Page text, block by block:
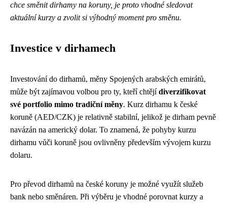
chce směnit dirhamy na koruny, je proto vhodné sledovat
aktuální kurzy a zvolit si výhodný moment pro směnu.
Investice v dirhamech
Investování do dirhamů, měny Spojených arabských emirátů,
může být zajímavou volbou pro ty, kteří chtějídiverzifikovat
své portfolio mimo tradiční měny. Kurz dirhamu k české
koruně (AED/CZK) je relativně stabilní, jelikož je dirham pevně
navázán na americký dolar. To znamená, že pohyby kurzu
dirhamu vůči koruně jsou ovlivněny především vývojem kurzu
dolaru.
Pro převod dirhamů na české koruny je možné využít služeb
bank nebo směnáren. Při výběru je vhodné porovnat kurzy a